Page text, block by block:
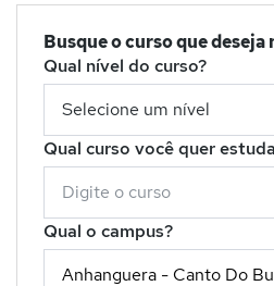
Busque o curso que deseja
Qual nível do curso?
Qual curso você quer
Qual o campus?